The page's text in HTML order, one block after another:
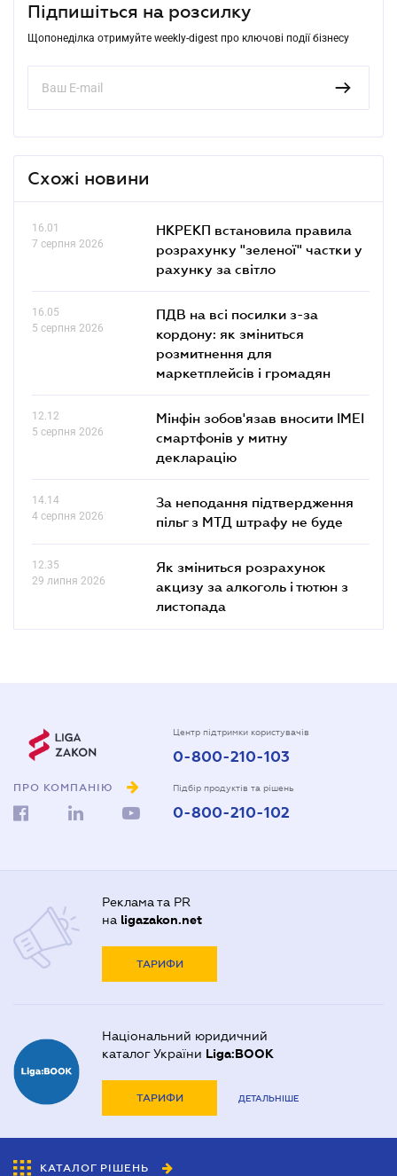
Підпишіться на розсилку
Щопонеділка отримуйте weekly-digest про ключові події бізнесу
Схожі новини
16.01
7 серпня 2026
НКРЕКП встановила правила
розрахунку "зеленої" частки у
рахунку за світло
16.05
5 серпня 2026
ПДВ на всі посилки з-за
кордону: як зміниться
розмитнення для
маркетплейсів і громадян
12.12
5 серпня 2026
Мінфін зобов'язав вносити IMEI
смартфонів у митну
декларацію
14.14
4 серпня 2026
За неподання підтвердження
пільг з МТД штрафу не буде
12.35
29 липня 2026
Як зміниться розрахунок
акцизу за алкоголь і тютюн з
листопада
ПРО КОМПАНІЮ
Центр підтримки користувачів
0-800-210-103
Підбір продуктів та рішень
0-800-210-102
Реклама та PR
на ligazakon.net
ТАРИФИ
Національний юридичний
каталог України Liga:BOOK
ТАРИФИ ДЕТАЛЬНІШЕ
КАТАЛОГ РІШЕНЬ